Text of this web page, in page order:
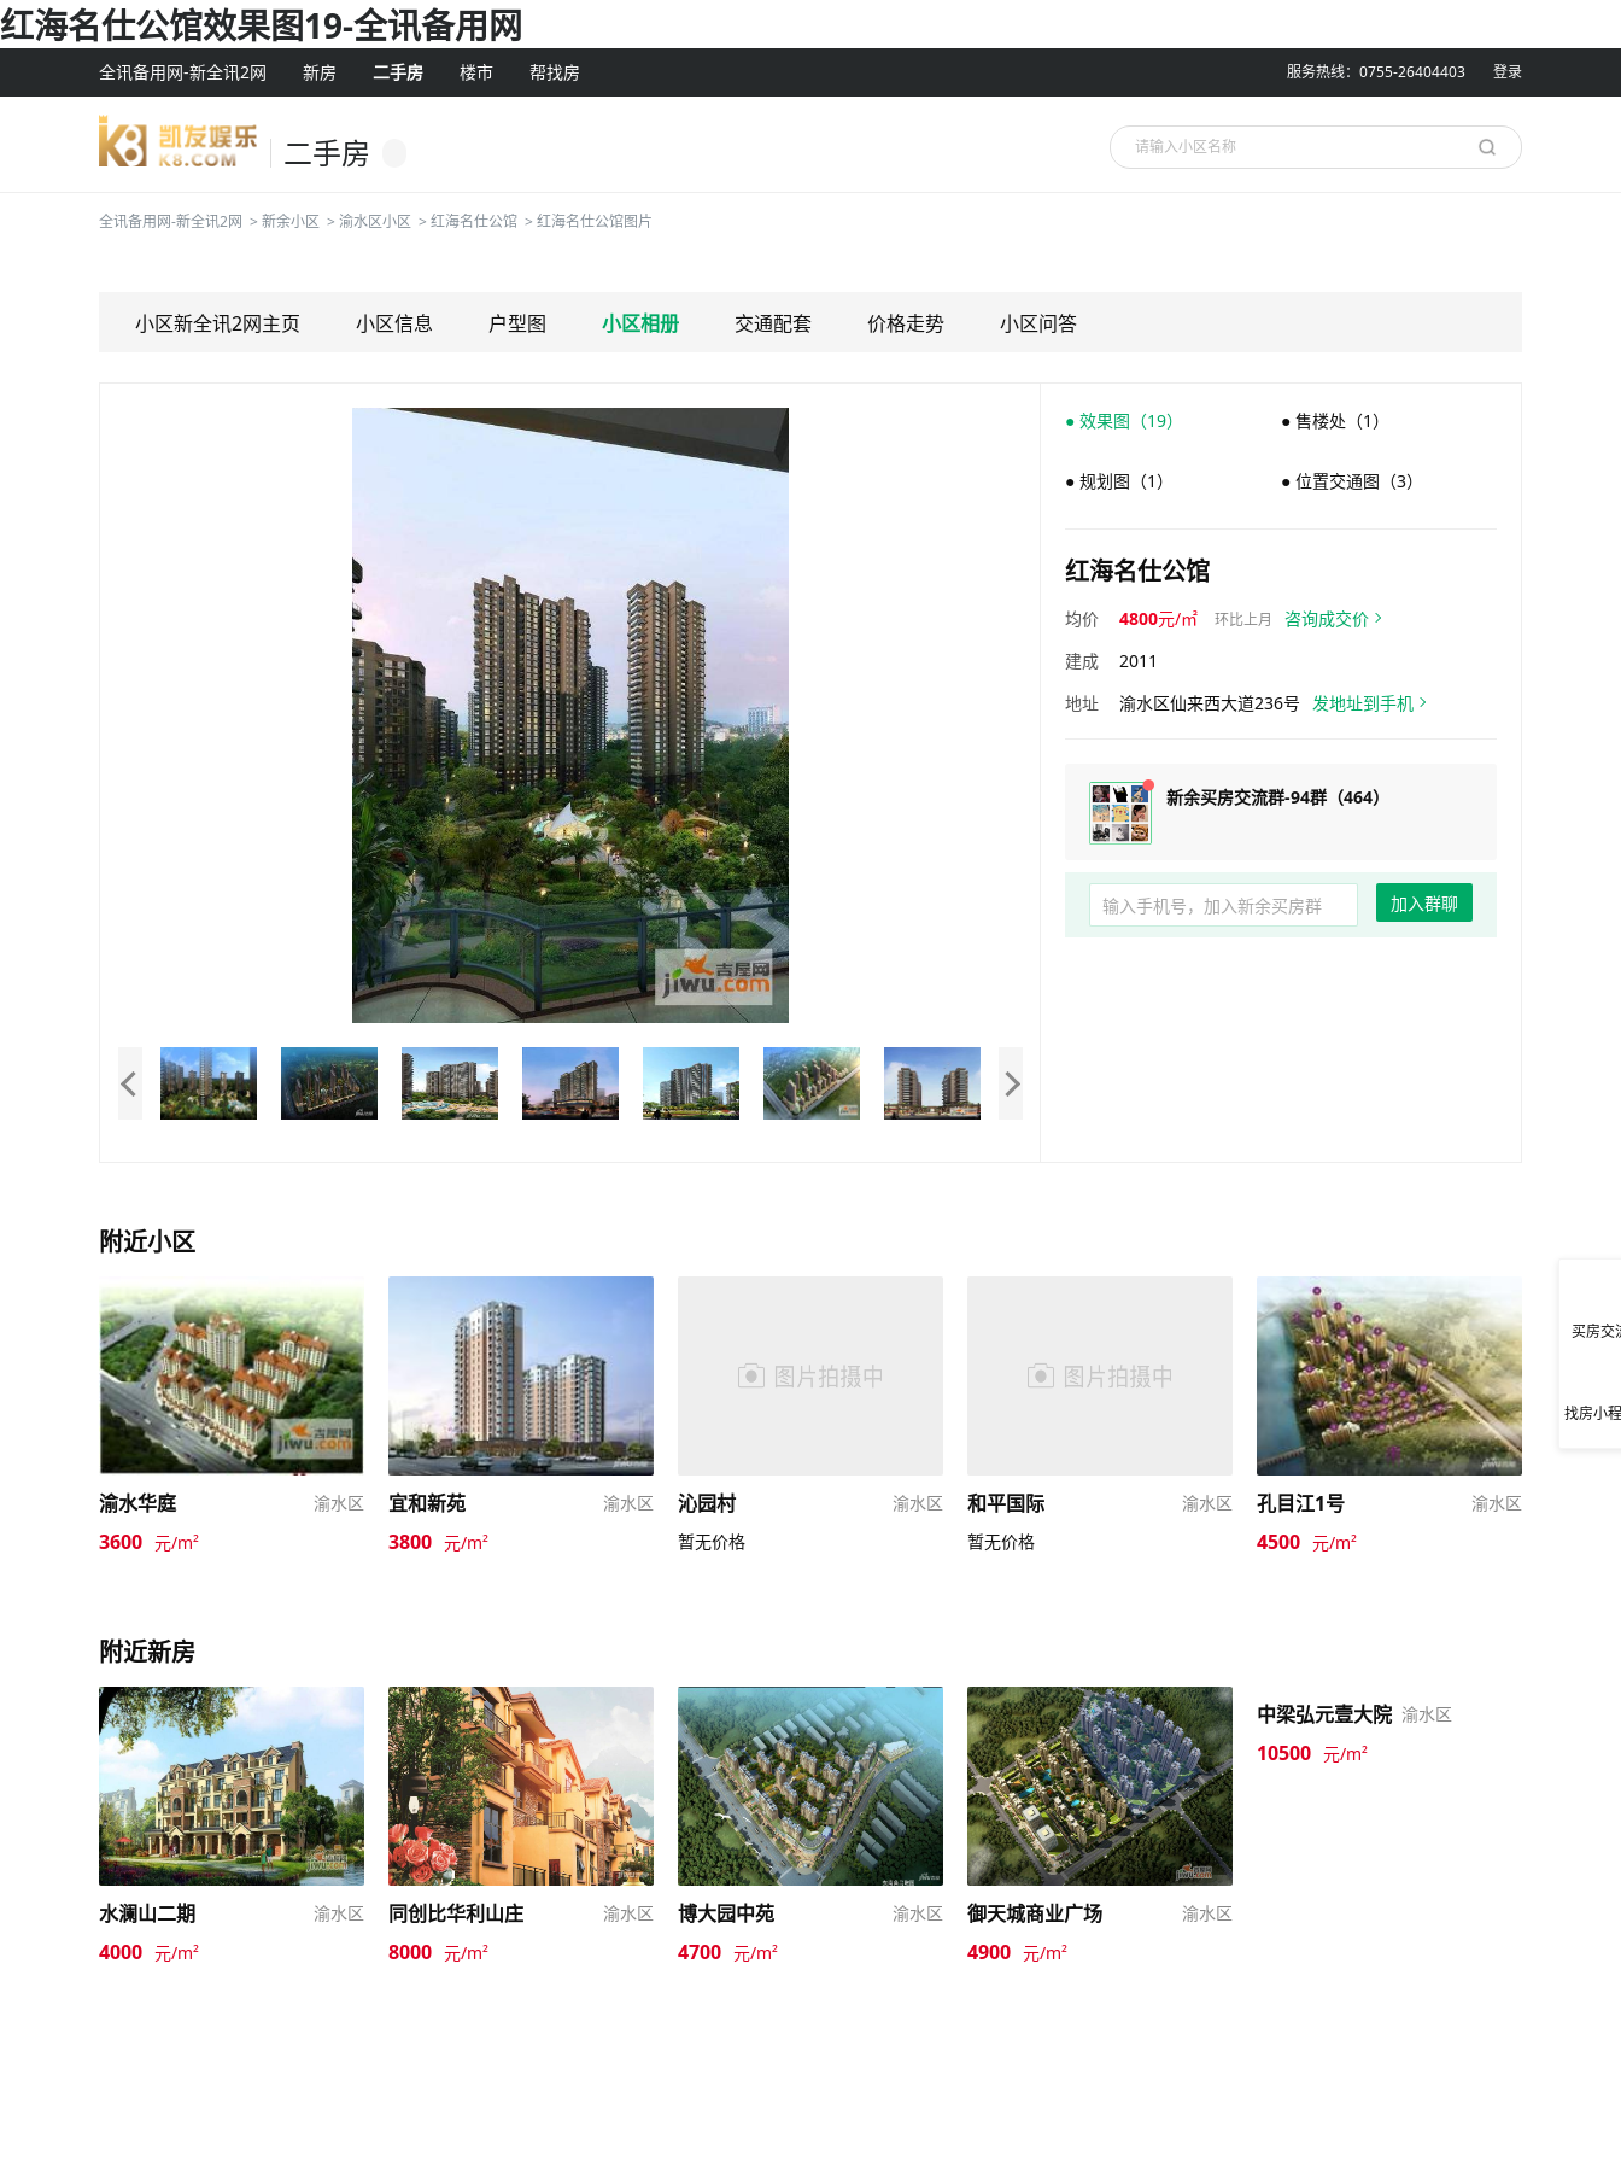
红海名仕公馆效果图19-全讯备用网
全讯备用网-新全讯2网 新房 二手房 楼市 帮找房 服务热线：0755-26404403 登录
二手房
全讯备用网-新全讯2网 > 新余小区 > 渝水区小区 > 红海名仕公馆 > 红海名仕公馆图片
小区新全讯2网主页 小区信息 户型图 小区相册 交通配套 价格走势 小区问答
● 效果图（19） ● 售楼处（1）
● 规划图（1） ● 位置交通图（3）
红海名仕公馆
均价 4800元/㎡ 环比上月
咨询成交价
建成
2011
地址
渝水区仙来西大道236号 发地址到手机
新余买房交流群-94群（464）
加入群聊
附近小区
渝水华庭 渝水区
3600 元/m²
宜和新苑 渝水区
3800 元/m²
沁园村
渝水区
暂无价格
和平国际
渝水区
暂无价格
孔目江1号 渝水区
4500 元/m²
附近新房
水澜山二期 渝水区
4000 元/m²
同创比华利山庄 渝水区
8000 元/m²
博大园中苑 渝水区
4700 元/m²
御天城商业广场 渝水区
4900 元/m²
中梁弘元壹大院 渝水区
10500 元/m²
买房交
找房小